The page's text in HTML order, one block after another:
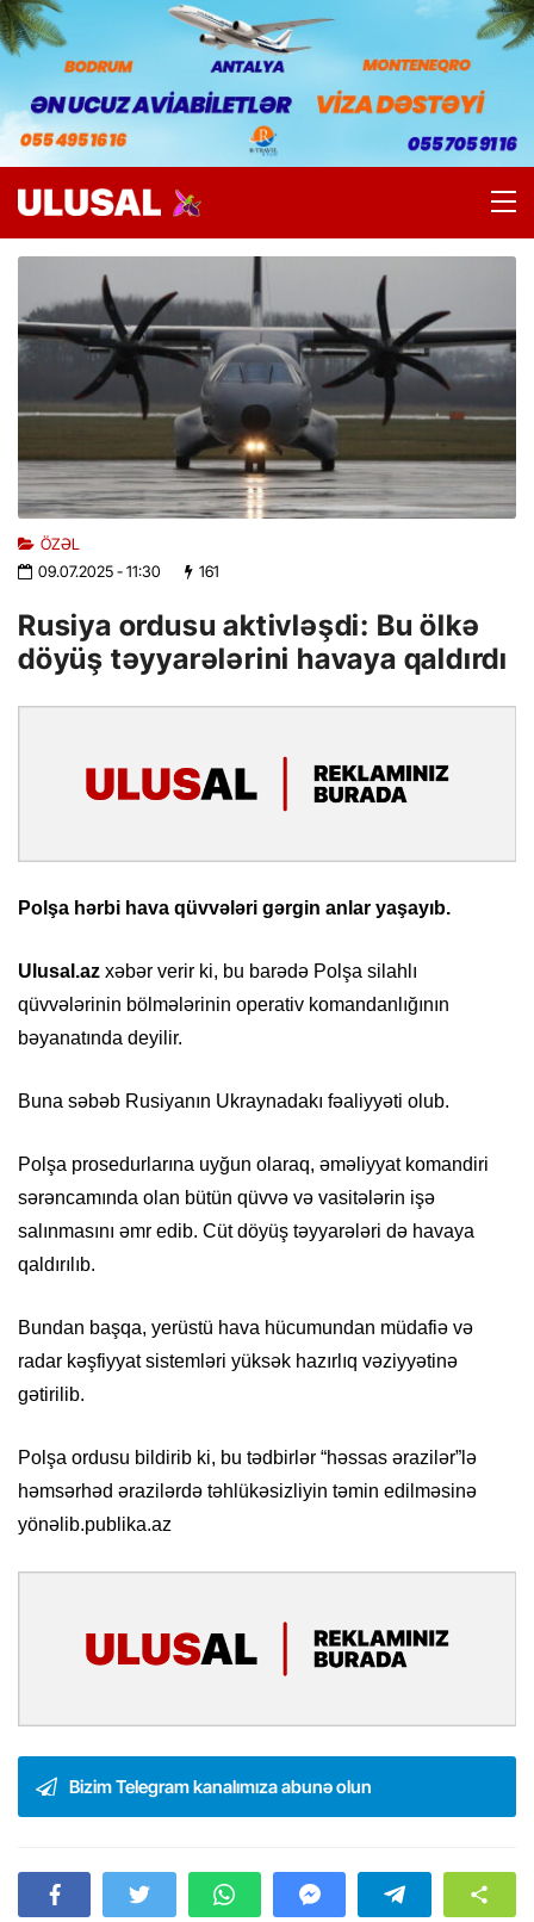
ÖZƏL
09.07.2025- 11:30 161
Rusiya ordusu aktivləşdi: Bu ölkə
döyüş təyyarələrini havaya qaldırdı
Polşa hərbi hava qüvvələri gərgin anlar yaşayıb.
Ulusal.az xəbər verir ki, bu barədə Polşa silahlı
qüvvələrinin bölmələrinin operativ komandanlığının
bəyanatında deyilir.
Buna səbəb Rusiyanın Ukraynadakı fəaliyyəti olub.
Polşa prosedurlarına uyğun olaraq, əməliyyat komandiri
sərəncamında olan bütün qüvvə və vasitələrin işə
salınmasını əmr edib. Cüt döyüş təyyarələri də havaya
qaldırılıb.
Bundan başqa, yerüstü hava hücumundan müdafiə və
radar kəşfiyyat sistemləri yüksək hazırlıq vəziyyətinə
gətirilib.
Polşa ordusu bildirib ki, bu tədbirlər “həssas ərazilər”lə
həmsərhəd ərazilərdə təhlükəsizliyin təmin edilməsinə
yönəlib.publika.az
Bizim Telegram kanalımıza abunə olun